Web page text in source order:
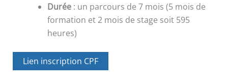
Durée : un parcours de 7 mois (5 mois de
formation et 2 mois de stage soit 595
heures)
Lien inscription CPF